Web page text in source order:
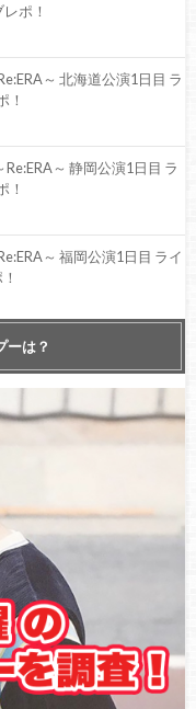
ポ！
～ 北海道公演1日目 ラ
！
Re:ERA～ 静岡公演1日目 ラ
！
～ 福岡公演1日目 ライ
配信チャリティーライブ
YOU』ライブレポ【2020年
】
First DOME TOUR 2022
トリ＆ライブレポ！
& Prince First DOME
セトリ＆ライブレポ！
～ 福岡公演2日目 ライ
！
ーは？